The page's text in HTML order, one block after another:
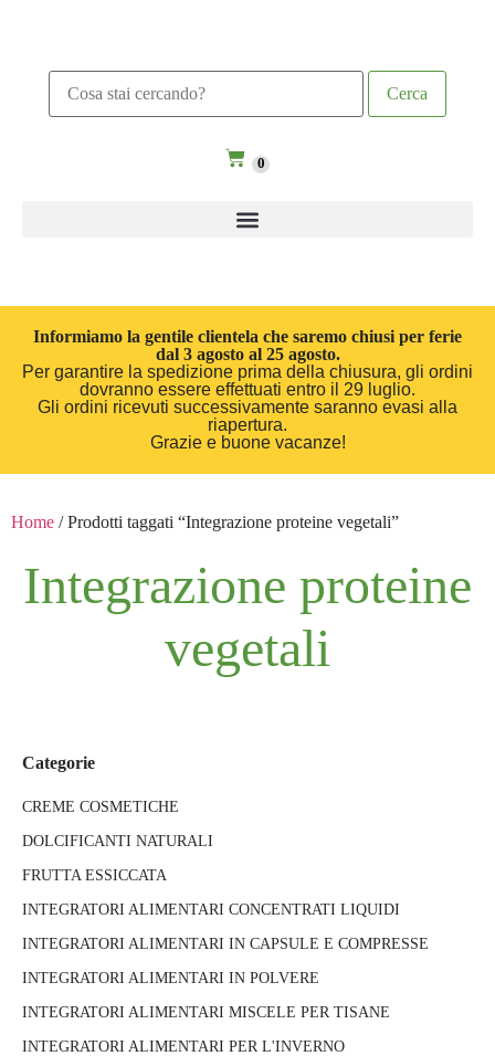
0
Informiamo la gentile clientela che saremo chiusi per ferie
dal 3 agosto al 25 agosto.
Per garantire la spedizione prima della chiusura, gli ordini
dovranno essere effettuati entro il 29 luglio.
Gli ordini ricevuti successivamente saranno evasi alla
riapertura.
Grazie e buone vacanze!
Home / Prodotti taggati “Integrazione proteine vegetali”
Integrazione proteine
vegetali
Categorie
CREME COSMETICHE
DOLCIFICANTI NATURALI
FRUTTA ESSICCATA
INTEGRATORI ALIMENTARI CONCENTRATI LIQUIDI
INTEGRATORI ALIMENTARI IN CAPSULE E COMPRESSE
INTEGRATORI ALIMENTARI IN POLVERE
INTEGRATORI ALIMENTARI MISCELE PER TISANE
INTEGRATORI ALIMENTARI PER L'INVERNO